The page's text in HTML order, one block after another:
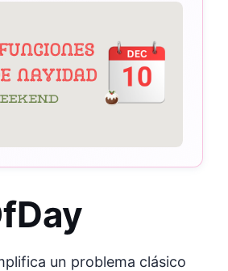
un problema clásico